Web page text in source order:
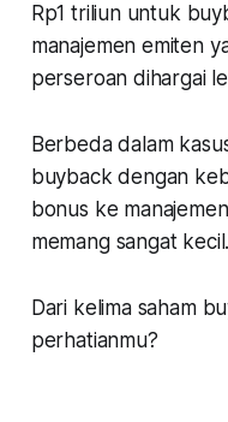
Rp1 triliun untuk
manajemen emiten
perseroan dihargai
Berbeda dalam
buyback dengan
bonus ke
memang sangat kecil.
Dari kelima saham
perhatianmu?